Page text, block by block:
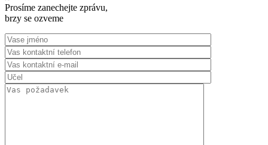
Prosíme zanechejte zprávu,
brzy se ozveme